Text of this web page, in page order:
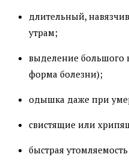
длительный,
утрам;
выделение большого
форма болезни);
одышка даже при
свистящие или
быстрая